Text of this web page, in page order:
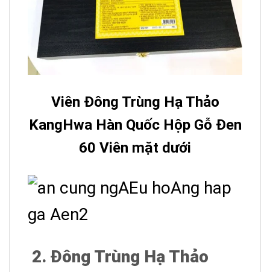
Viên Đông Trùng Hạ Thảo
KangHwa Hàn Quốc Hộp Gỗ Đen
60 Viên mặt dưới
2. Đông Trùng Hạ Thảo